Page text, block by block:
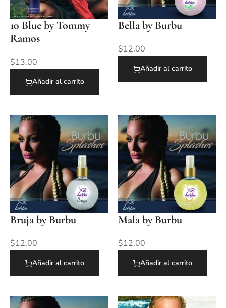
10 Blue by Tommy
Ramos
$13.00
Añadir al carrito
Bella by Burbu
$12.00
Añadir al carrito
Bruja by Burbu
$12.00
Añadir al carrito
Mala by Burbu
$12.00
Añadir al carrito